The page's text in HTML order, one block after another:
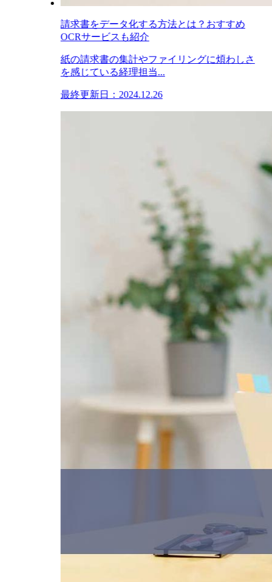
請求書をデータ化する方法とは？おすすめ
OCRサービスも紹介
紙の請求書の集計やファイリングに煩わしさ
を感じている経理担当...
最終更新日：2024.12.26